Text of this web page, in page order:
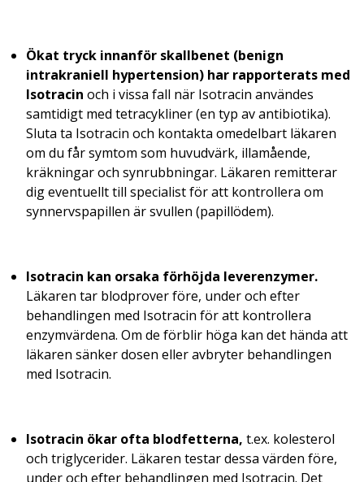
Ökat tryck innanför skallbenet (benign
intrakraniell hypertension) har rapporterats med
Isotracin och i vissa fall när Isotracin användes
samtidigt med tetracykliner (en typ av antibiotika).
Sluta ta Isotracin och kontakta omedelbart läkaren
om du får symtom som huvudvärk, illamående,
kräkningar och synrubbningar. Läkaren remitterar
dig eventuellt till specialist för att kontrollera om
synnervspapillen är svullen (papillödem).
Isotracin kan orsaka förhöjda leverenzymer.
Läkaren tar blodprover före, under och efter
behandlingen med Isotracin för att kontrollera
enzymvärdena. Om de förblir höga kan det hända att
läkaren sänker dosen eller avbryter behandlingen
med Isotracin.
Isotracin ökar ofta blodfetterna, t.ex. kolesterol
och triglycerider. Läkaren testar dessa värden före,
under och efter behandlingen med Isotracin. Det